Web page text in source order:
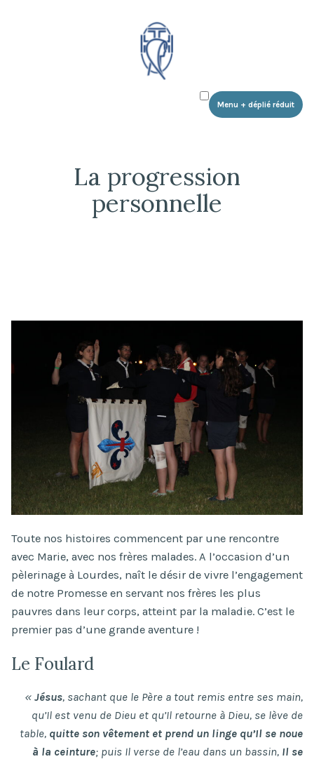
Menu + déplié réduit
La progression
personnelle
Toute nos histoires commencent par une rencontre
avec Marie, avec nos frères malades. A l’occasion d’un
pèlerinage à Lourdes, naît le désir de vivre l’engagement
de notre Promesse en servant nos frères les plus
pauvres dans leur corps, atteint par la maladie. C’est le
premier pas d’une grande aventure !
Le Foulard
« Jésus, sachant que le Père a tout remis entre ses main,
qu’Il est venu de Dieu et qu’Il retourne à Dieu, se lève de
table, quitte son vêtement et prend un linge qu’Il se noue
à la ceinture; puis Il verse de l’eau dans un bassin, Il se